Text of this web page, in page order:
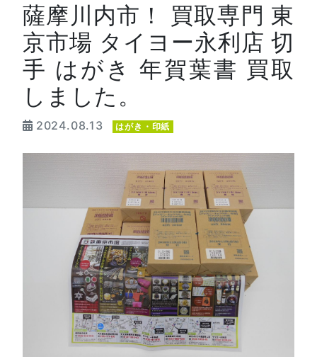
薩摩川内市！ 買取専門 東
京市場 タイヨー永利店 切
手 はがき 年賀葉書 買取
しました。
2024.08.13 はがき・印紙